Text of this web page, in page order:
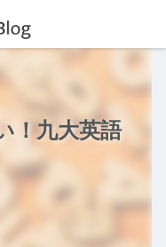
！九大英語